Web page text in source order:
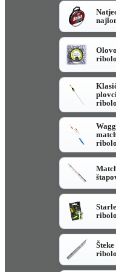
Šteke